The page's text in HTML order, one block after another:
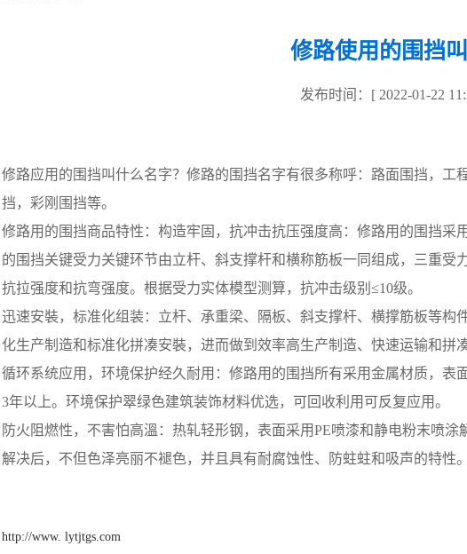
修路使用的围挡
发布时间：[ 2022-01-22
修路应用的围挡叫什么名字？修路的围挡名字有很多称呼：路面围挡，工
挡，彩刚围挡等。
修路用的围挡商品特性：构造牢固，抗冲击抗压强度高：修路用的围挡采
的围挡关键受力关键环节由立杆、斜支撑杆和横称筋板一同组成，三重
抗拉强度和抗弯强度。根据受力实体模型测算，抗冲击级别≤10级。
迅速安裝，标准化组装：立杆、承重梁、隔板、斜支撑杆、横撑筋板等构
化生产制造和标准化拼凑安裝，进而做到效率高生产制造、快速运输和
循环系统应用，环境保护经久耐用：修路用的围挡所有采用金属材质，表
3年以上。环境保护翠绿色建筑装饰材料优选，可回收利用可反复应用。
防火阻燃性，不害怕高溫：热轧轻形钢，表面采用PE喷漆和静电粉末喷
解决后，不但色泽亮丽不褪色，并且具有耐腐蚀性、防蛀蛀和吸声的特性
http://www. lytjtgs.com